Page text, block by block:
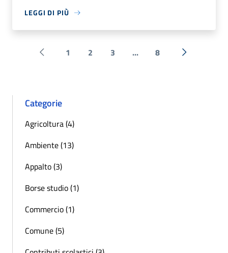
LEGGI DI PIÙ
Pagina precedente
1 2 3 ... 8 Successiva
Categorie
Agricoltura (4)
Ambiente (13)
Appalto (3)
Borse studio (1)
Commercio (1)
Comune (5)